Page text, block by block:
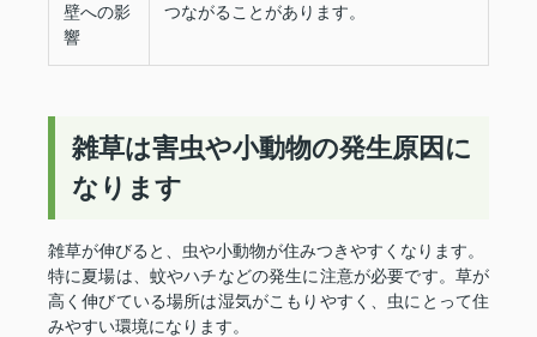
壁への影
響
つながることがあります。
雑草は害虫や小動物の発生原因に
なります
雑草が伸びると、虫や小動物が住みつきやすくなります。
特に夏場は、蚊やハチなどの発生に注意が必要です。草が
高く伸びている場所は湿気がこもりやすく、虫にとって住
みやすい環境になります。